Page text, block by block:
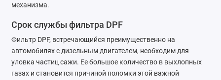
механизма.
Срок службы фильтра DPF
Фильтр DPF, встречающийся преимущественно на
автомобилях с дизельным двигателем, необходим для
уловка частиц сажи. Ее большое количество в выхлопных
газах и становится причиной поломки этой важной